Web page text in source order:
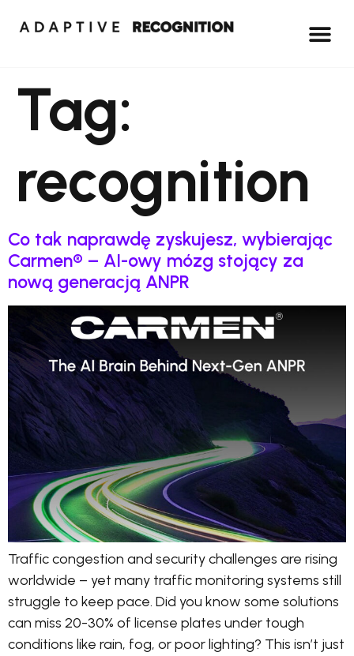
Tag:
recognition
Co tak naprawdę zyskujesz, wybierając
Carmen® – AI-owy mózg stojący za
nową generacją ANPR
Traffic congestion and security challenges are rising
worldwide – yet many traffic monitoring systems still
struggle to keep pace. Did you know some solutions
can miss 20-30% of license plates under tough
conditions like rain, fog, or poor lighting? This isn’t just